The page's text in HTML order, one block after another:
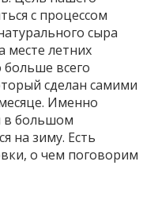
с процессом
сыра
месте летних
всего
сделан самими
Именно
в большом
на зиму. Есть
о чем поговорим